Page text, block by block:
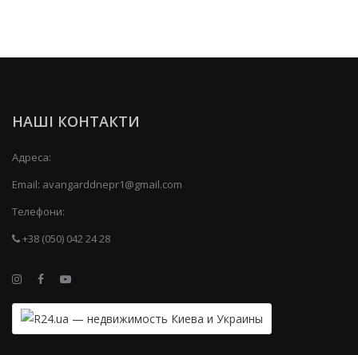
НАШІ КОНТАКТИ
Адреса:
Email: avangarddnepr1@gmail.com
Телефони:
+38 (050) 042 24 28